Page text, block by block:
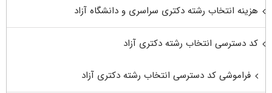
هزینه انتخاب رشته دکتری سراسری و دانشگاه آزاد
کد دسترسی انتخاب رشته دکتری آزاد
فراموشی کد دسترسی انتخاب رشته دکتری آزاد